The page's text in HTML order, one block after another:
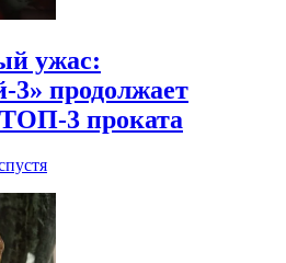
ужас:
продолжает
3 проката